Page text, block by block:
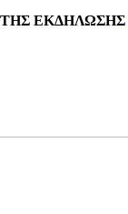
ΕΚΔΗΛΩΣΗΣ